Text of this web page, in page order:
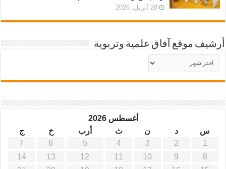
28 أبريل، 2026
أرشيف موقع آفاق علمية وتربوية
أرشيف
موقع
آفاق
أغسطس 2026
س
د ن ث أرب خ
ج
1
2
3
4
5
6
7
8
9
10
11
12
13
14